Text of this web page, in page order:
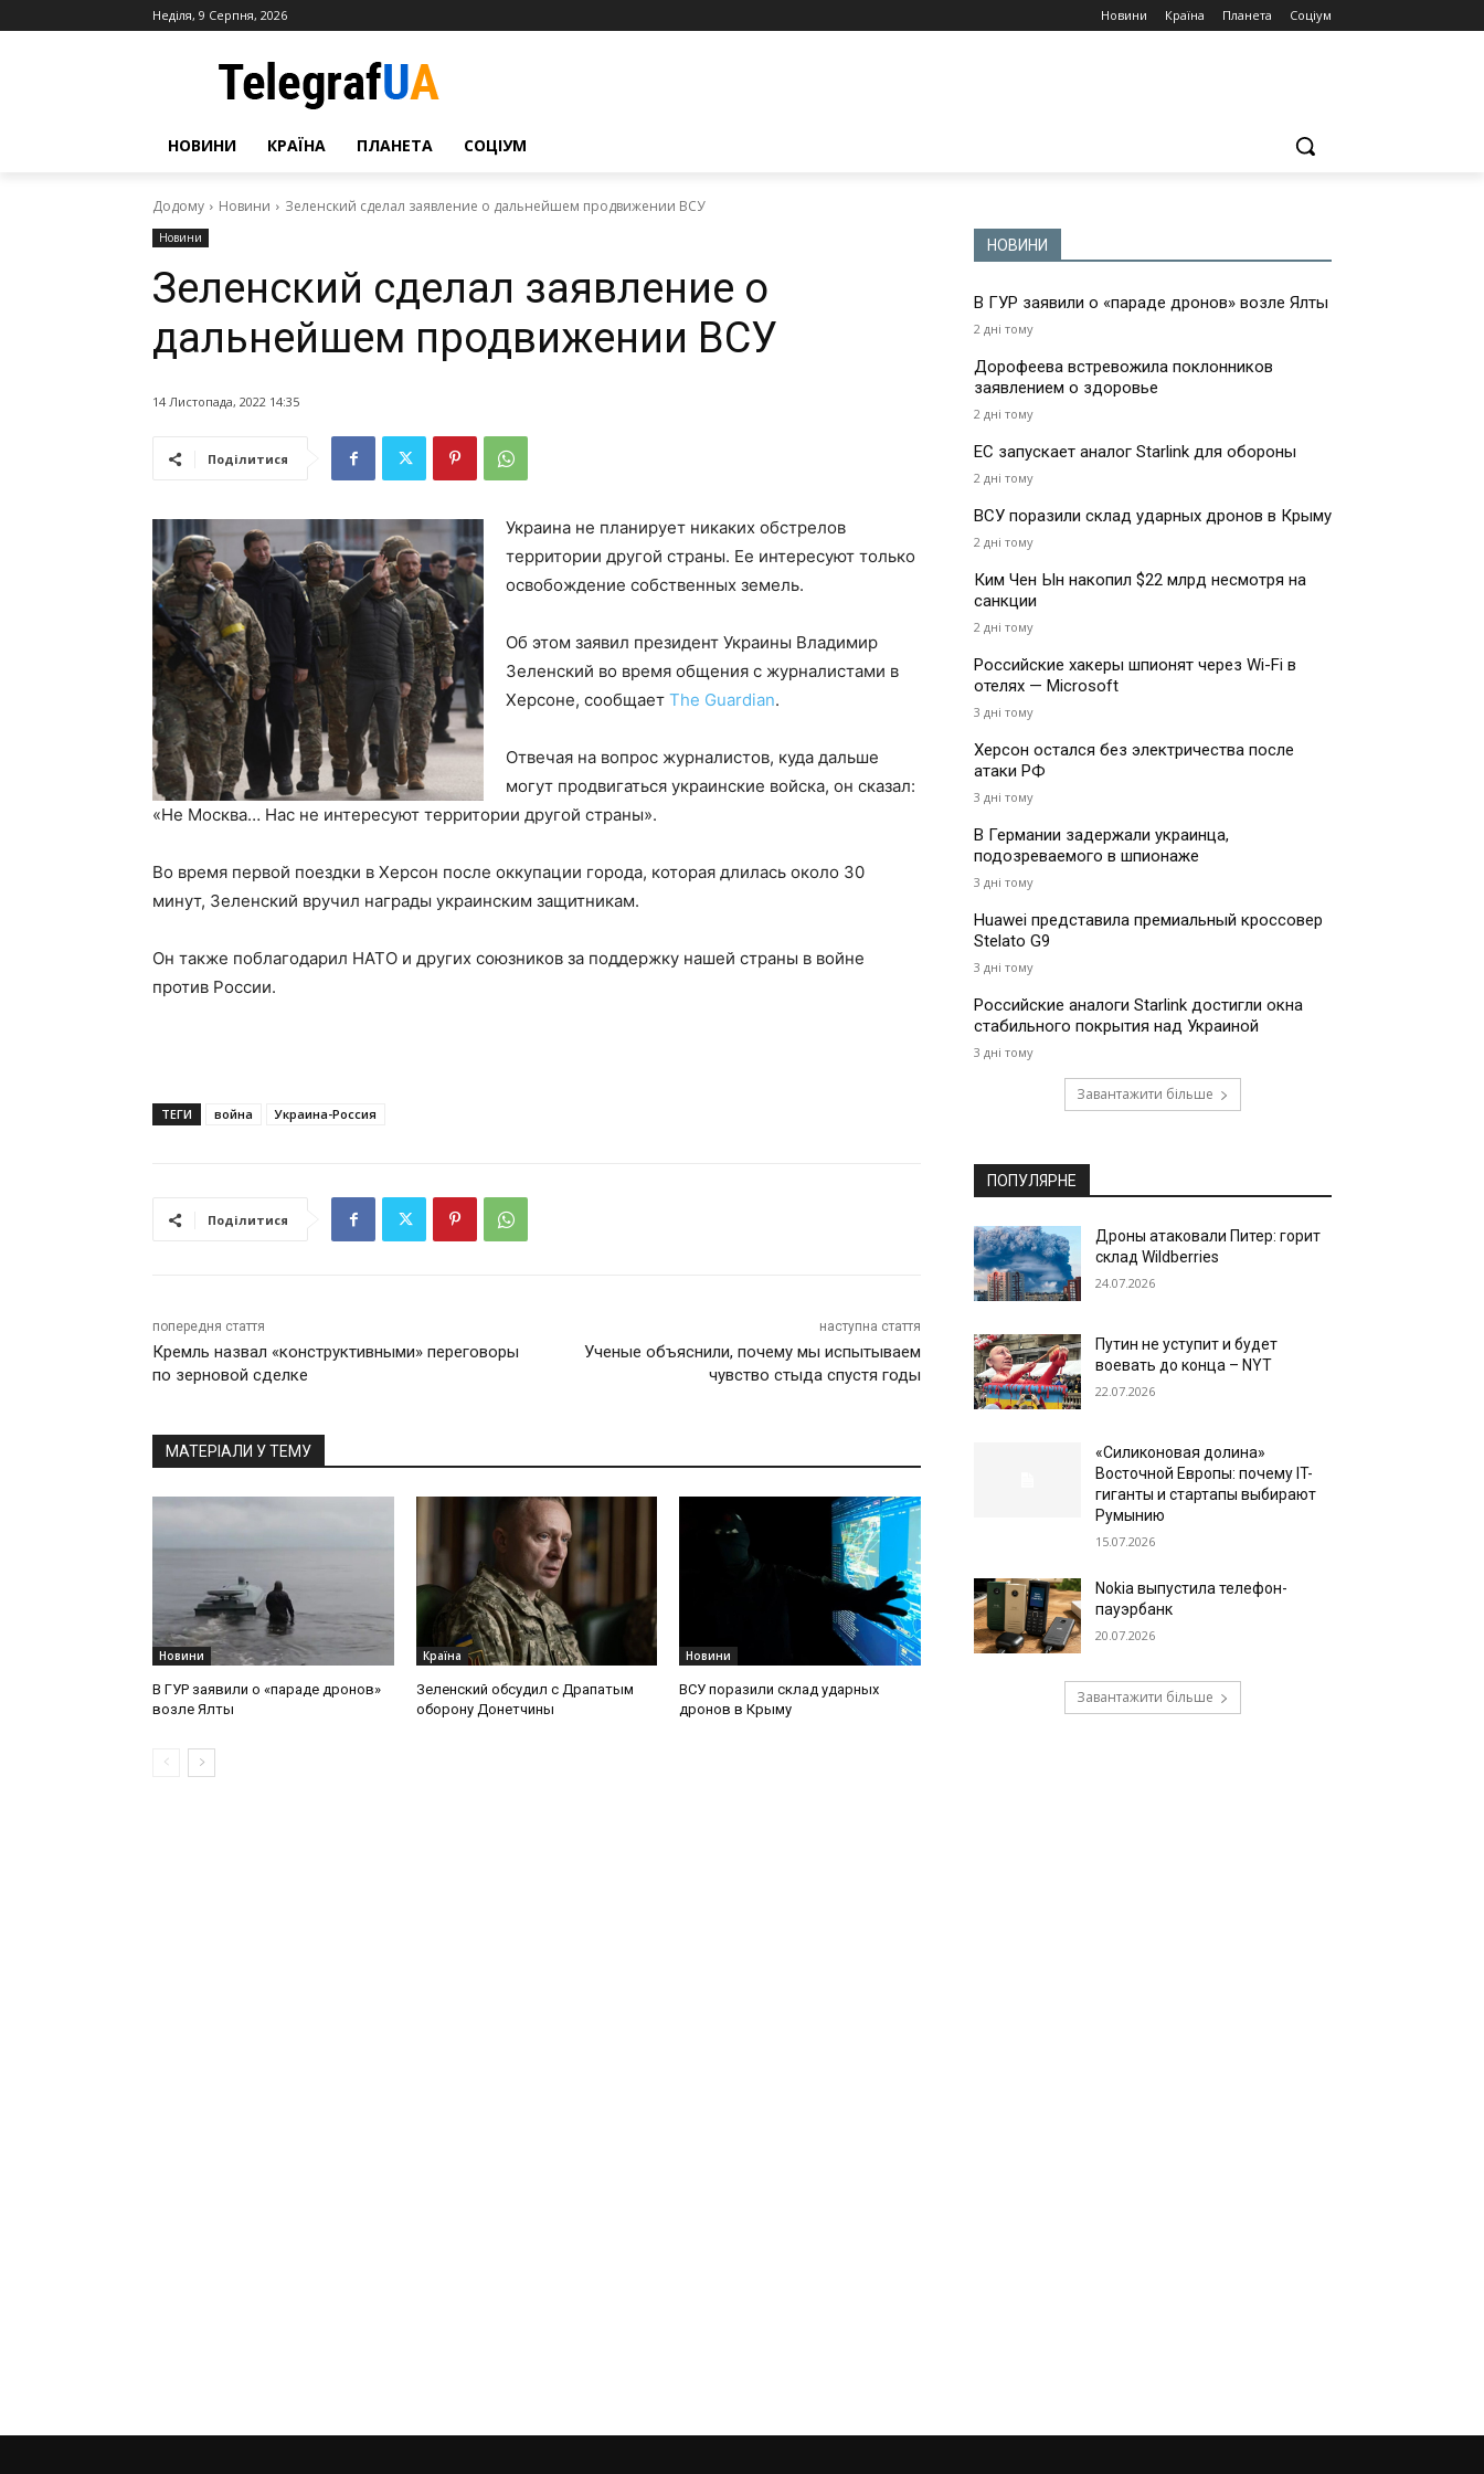
Неділя, 9 Серпня, 2026 Новини Країна Планета Соціум
НОВИНИ КРАЇНА ПЛАНЕТА СОЦІУМ
Додому Новини Зеленский сделал заявление о дальнейшем продвижении ВСУ
Новини
Зеленский сделал заявление о
дальнейшем продвижении ВСУ
14 Листопада, 2022 14:35
Поділитися
Украина не планирует никаких обстрелов
территории другой страны. Ее интересуют только
освобождение собственных земель.
Об этом заявил президент Украины Владимир
Зеленский во время общения с журналистами в
Херсоне, сообщает The Guardian.
Отвечая на вопрос журналистов, куда дальше
могут продвигаться украинские войска, он сказал:
«Не Москва… Нас не интересуют территории другой страны».
Во время первой поездки в Херсон после оккупации города, которая длилась около 30
минут, Зеленский вручил награды украинским защитникам.
Он также поблагодарил НАТО и других союзников за поддержку нашей страны в войне
против России.
ТЕГИ война Украина-Россия
Поділитися
попередня стаття
Кремль назвал «конструктивными» переговоры
по зерновой сделке
наступна стаття
Ученые объяснили, почему мы испытываем
чувство стыда спустя годы
МАТЕРІАЛИ У ТЕМУ
Новини
В ГУР заявили о «параде дронов»
возле Ялты
Країна
Зеленский обсудил с Драпатым
оборону Донетчины
Новини
ВСУ поразили склад ударных
дронов в Крыму
НОВИНИ
В ГУР заявили о «параде дронов» возле Ялты
2 дні тому
Дорофеева встревожила поклонников
заявлением о здоровье
2 дні тому
ЕС запускает аналог Starlink для обороны
2 дні тому
ВСУ поразили склад ударных дронов в Крыму
2 дні тому
Ким Чен Ын накопил $22 млрд несмотря на
санкции
2 дні тому
Российские хакеры шпионят через Wi-Fi в
отелях — Microsoft
3 дні тому
Херсон остался без электричества после
атаки РФ
3 дні тому
В Германии задержали украинца,
подозреваемого в шпионаже
3 дні тому
Huawei представила премиальный кроссовер
Stelato G9
3 дні тому
Российские аналоги Starlink достигли окна
стабильного покрытия над Украиной
3 дні тому
Завантажити більше
ПОПУЛЯРНЕ
Дроны атаковали Питер: горит
склад Wildberries
24.07.2026
Путин не уступит и будет
воевать до конца – NYT
22.07.2026
«Силиконовая долина»
Восточной Европы: почему IT-
гиганты и стартапы выбирают
Румынию
15.07.2026
Nokia выпустила телефон-
пауэрбанк
20.07.2026
Завантажити більше